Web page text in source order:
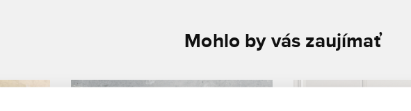
Mohlo by vás zaujímať